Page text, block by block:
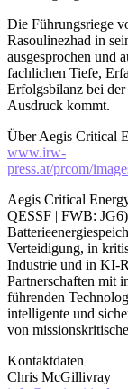
Die Führungsriege
Rasoulinezhad in
ausgesprochen und
fachlichen Tiefe,
Erfolgsbilanz bei
Ausdruck kommt.
Über Aegis Critical
www.irw-
press.at/prcom/
Aegis Critical
QESSF | FWB:
Verteidigung, in
Industrie und in KI-
Partnerschaften mit
führenden
intelligente und
von
Kontaktdaten
Chris McGillivray